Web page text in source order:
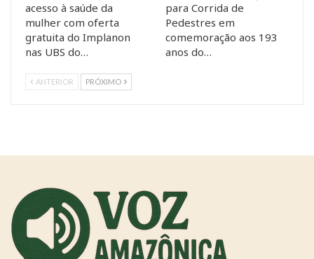
acesso à saúde da
mulher com oferta
gratuita do Implanon
nas UBS do…
para Corrida de
Pedestres em
comemoração aos 193
anos do…
ANTERIOR PRÓXIMO